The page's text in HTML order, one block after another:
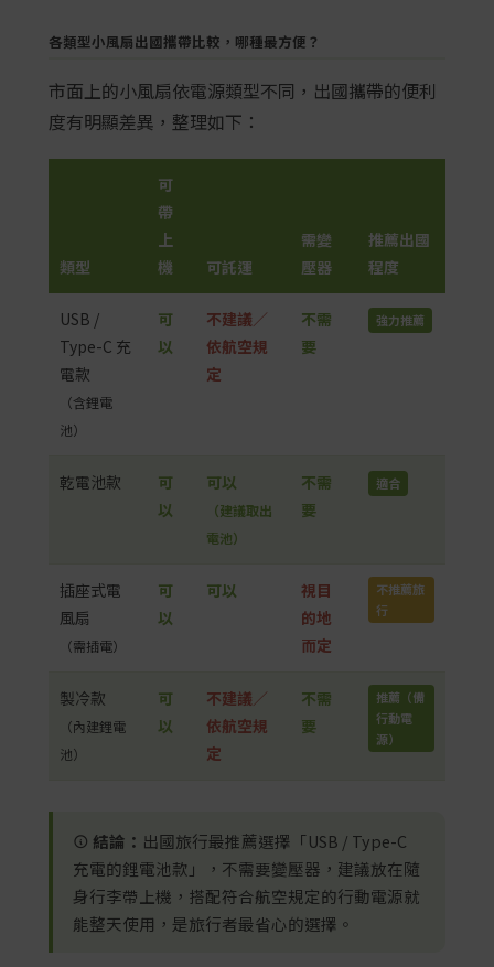
各類型小風扇出國攜帶比較，哪種最方便？
市面上的小風扇依電源類型不同，出國攜帶的便利
度有明顯差異，整理如下：
類型
可
帶
上
機
可託運
需變
壓器
推薦出國
程度
USB /
Type-C 充
電款
（含鋰電
池）
可
以
不建議／
依航空規
定
不需
要
強力推薦
乾電池款
可
以
可以
（建議取出
電池）
不需
要
適合
插座式電
風扇
（需插電）
可
以
可以
視目
的地
而定
不推薦旅
行
製冷款
（內建鋰電
池）
可
以
不建議／
依航空規
定
不需
要
推薦（備
行動電
源）
結論： 出國旅行最推薦選擇「USB / Type-C
充電的鋰電池款」，不需要變壓器，建議放在隨
身行李帶上機，搭配符合航空規定的行動電源就
能整天使用，是旅行者最省心的選擇。